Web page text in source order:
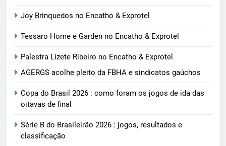
Joy Brinquedos no Encatho & Exprotel
Tessaro Home e Garden no Encatho & Exprotel
Palestra Lizete Ribeiro no Encatho & Exprotel
AGERGS acolhe pleito da FBHA e sindicatos gaúchos
Copa do Brasil 2026 : como foram os jogos de ida das
oitavas de final
Série B do Brasileirão 2026 : jogos, resultados e
classificação